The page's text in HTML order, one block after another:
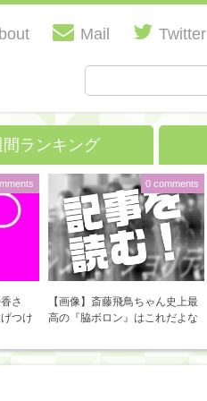
Mail Twitter
間ランキング
さ
つけ
【画像】斎藤飛鳥ちゃん史上最
高の『脇ボロン』はこれだよな
0 comments